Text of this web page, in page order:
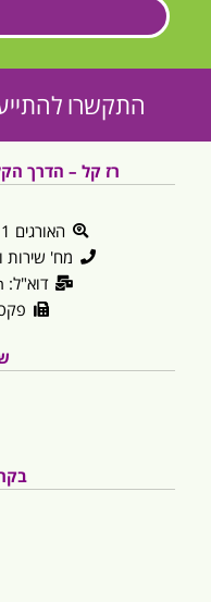
התקשרו להתייעצות :
רז קל – הדרך
האורגים 11 משרדים 5013 אשדוד
מח' שירות והדרכה:
דוא"ל: raz_kal@walla.com
פקס: 073-